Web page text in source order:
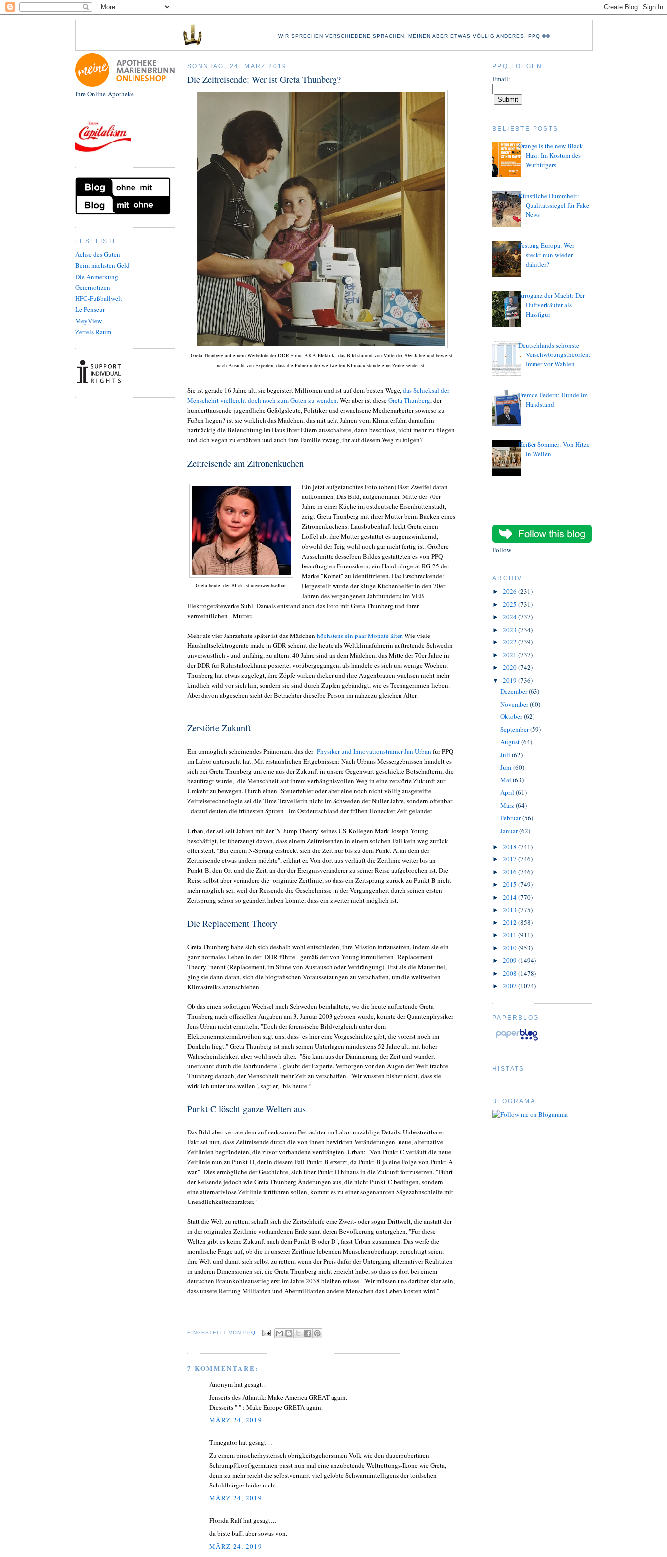
WIR SPRECHEN VERSCHIEDENE SPRACHEN. MEINEN ABER ETWAS VÖLLIG ANDERES. PPQ ®©
Ihre Online-Apotheke
LESELISTE
Achse des Guten
Beim nächsten Geld
Die Anmerkung
Geiernotizen
HFC-Fußballwelt
Le Penseur
MeyView
Zettels Raum
SONNTAG, 24. MÄRZ 2019
Die Zeitreisende: Wer ist Greta Thunberg?
Greta Thunberg auf einem Werbefoto der DDR-Firma AKA Elektrik - das Bild stammt von Mitte der 70er Jahre und beweist
nach Ansicht von Experten, dass die Führerin der weltweiten Klimaaufstände eine Zeitreisende ist.
Sie ist gerade 16 Jahre alt, sie begeistert Millionen und ist auf dem besten Wege,das Schicksal der
Menschehit vielleicht doch noch zum Guten zu wenden.Wer aber ist dieseGreta Thunberg, der
hunderttausende jugendliche Gefolgsleute, Politiker und erwachsene Medienarbeiter sowieso zu
Füßen liegen? ist sie wirklich das Mädchen, das mit acht Jahren vom Klima erfuhr, daraufhin
hartnäckig die Beleuchtung im Haus ihrer Eltern ausschaltete, dann beschloss, nicht mehr zu fliegen
und sich vegan zu ernähren und auch ihre Familie zwang, ihr auf diesem Weg zu folgen?
Zeitreisende am Zitronenkuchen
Greta heute, der Blick ist unverwechselbar.
Ein jetzt aufgetauchtes Foto (oben) lässt Zweifel daran
aufkommen. Das Bild, aufgenommen Mitte der 70er
Jahre in einer Küche im ostdeutsche Eisenhüttenstadt,
zeigt Greta Thunberg mit ihrer Mutter beim Backen eines
Zitronenkuchens: Lausbubenhaft leckt Greta einen
Löffel ab, ihre Mutter gestattet es augenzwinkernd,
obwohl der Teig wohl noch gar nicht fertig ist. Größere
Ausschnitte desselben Bildes gestatteten es von PPQ
beauftragten Forensikern, ein Handrührgerät RG-25 der
Marke "Komet" zu identifizieren. Das Erschreckende:
Hergestellt wurde der kluge Küchenhelfer in den 70er
Jahren des vergangenen Jahrhunderts im VEB
Elektrogerätewerke Suhl. Damals entstand auch das Foto mit Greta Thunberg und ihrer -
vermeintlichen - Mutter.
Mehr als vier Jahrzehnte später ist das Mädchen höchstens ein paar Monate älter. Wie viele
Haushaltselektrogeräte made in GDR scheint die heute als Weltklimaführerin auftretende Schwedin
unverwüstlich - und unfähig, zu altern. 40 Jahre sind an dem Mädchen, das Mitte der 70er Jahre in
der DDR für Rührstabreklame posierte, vorübergegangen, als handele es sich um wenige Wochen:
Thunberg hat etwas zugelegt, ihre Zöpfe wirken dicker und ihre Augenbrauen wachsen nicht mehr
kindlich wild vor sich hin, sondern sie sind durch Zupfen gebändigt, wie es Teenagerinnen lieben.
Aber davon abgesehen sieht der Betrachter dieselbe Person im nahzezu gleichen Alter.
Zerstörte Zukunft
Ein unmöglich scheinendes Phänomen, das der Physiker und Innovationstrainer Jan Urban für PPQ
im Labor untersucht hat. Mit erstaunlichen Ertgebnissen: Nach Urbans Messergebnissen handelt es
sich bei Greta Thunberg um eine aus der Zukunft in unsere Gegenwart geschickte Botschafterin, die
beauftragt wurde, die Menschheit auf ihrem verhängnisvollen Weg in eine zerstörte Zukunft zur
Umkehr zu bewegen. Durch einen Steuerfehler oder aber eine noch nicht völlig ausgereifte
Zeitreisetechnologie sei die Time-Travellerin nicht im Schweden der Nuller-Jahre, sondern offenbar
- darauf deuten die frühesten Spuren - im Ostdeutschland der frühen Honecker-Zeit gelandet.
Urban, der sei seit Jahren mit der 'N-Jump Theory' seines US-Kollegen Mark Joseph Young
beschäftigt, ist überzeugt davon, dass einem Zeitreisenden in einem solchen Fall kein weg zurück
offensteht. "Bei einem N-Sprung erstreckt sich die Zeit nur bis zu dem Punkt A, an dem der
Zeitreisende etwas ändern möchte", erklärt er. Von dort aus verläuft die Zeitlinie weiter bis an
Punkt B, den Ort und die Zeit, an der der Ereignisveränderer zu seiner Reise aufgebrochen ist. Die
Reise selbst aber verändere die originäre Zeitlinie, so dass ein Zeitsprung zurück zu Punkt B nicht
mehr möglich sei, weil der Reisende die Geschehnisse in der Vergangenheit durch seinen ersten
Zeitsprung schon so geändert haben könnte, dass ein zweiter nicht möglich ist.
Die Replacement Theory
Greta Thunberg habe sich sich deshalb wohl entschieden, ihre Mission fortzusetzen, indem sie ein
ganz normales Leben in der DDR führte - gemäß der von Young formulierten "Replacement
Theory" nennt (Replacement, im Sinne von Austausch oder Verdrängung). Erst als die Mauer fiel,
ging sie dann daran, sich die biografischen Voraussetzungen zu verschaffen, um die weltweiten
Klimastreiks anzuschieben.
Ob das einen sofortigen Wechsel nach Schweden beinhaltete, wo die heute auftretende Greta
Thunberg nach offiziellen Angaben am 3. Januar 2003 geboren wurde, konnte der Quantenphysiker
Jens Urban nicht ermitteln. "Doch der forensische Bildvergleich unter dem
Elektronenrastermikrophon sagt uns, dass es hier eine Vorgeschichte gibt, die vorerst noch im
Dunkeln liegt." Greta Thunberg ist nach seinen Unterlagen mindestens 52 Jahre alt, mit hoher
Wahrscheinlichkeit aber wohl noch älter. "Sie kam aus der Dämmerung der Zeit und wandert
unerkannt durch die Jahrhunderte", glaubt der Experte. Verborgen vor den Augen der Welt trachte
Thunberg danach, der Menschheit mehr Zeit zu verschaffen. "Wir wussten bisher nicht, dass sie
wirklich unter uns weilen", sagt er, "bis heute.“
Punkt C löscht ganze Welten aus
Das Bild aber verrate dem aufmerksamen Betrachter im Labor unzählige Details. Unbestreitbarer
Fakt sei nun, dass Zeitreisende durch die von ihnen bewirkten Veränderungen neue, alternative
Zeitlinien begründeten, die zuvor vorhandene verdrängten. Urban: "Von Punkt C verläuft die neue
Zeitlinie nun zu Punkt D, der in diesem Fall Punkt B ersetzt, da Punkt B ja eine Folge von Punkt A
war." Dies ermögliche der Geschichte, sich über Punkt D hinaus in die Zukunft fortzusetzen. "Führt
der Reisende jedoch wie Greta Thunberg Änderungen aus, die nicht Punkt C bedingen, sondern
eine alternativlose Zeitlinie fortführen sollen, kommt es zu einer sogenannten Sägezahnschleife mit
Unendlichkeitscharakter."
Statt die Welt zu retten, schafft sich die Zeitschleife eine Zweit- oder sogar Drittwelt, die anstatt der
in der originalen Zeitlinie vorhandenen Erde samt deren Bevölkerung untergehen. "Für diese
Welten gibt es keine Zukunft nach dem Punkt B oder D", fasst Urban zusammen. Das werfe die
moralische Frage auf, ob die in unserer Zeitlinie lebenden Menschenüberhaupt berechtigt seien,
ihre Welt und damit sich selbst zu retten, wenn der Preis dafür der Untergang alternativer Realitäten
in anderen Dimensionen sei, die Greta Thunberg nicht erreicht habe, so dass es dort bei einem
deutschen Braunkohleausstieg erst im Jahre 2038 bleiben müsse. "Wir müssen uns darüber klar sein,
dass unsere Rettung Milliarden und Abermilliarden andere Menschen das Leben kosten wird."
EINGESTELLT VONPPQ
7 KOMMENTARE:
Anonym hat gesagt…
Jenseits des Atlantik: Make America GREAT again.
Diesseits " " : Make Europe GRETA again.
MÄRZ 24, 2019
Timegator hat gesagt…
Zu einem pinscherhysterisch obrigkeitsgehorsamen Volk wie den dauerpubertären
Schrumpf(kopf)germanen passt nun mal eine anzubetende Weltrettungs-Ikone wie Greta,
denn zu mehr reicht die selbstvernarrt viel gelobte Schwarmintelligenz der toidschen
Schildbürger leider nicht.
MÄRZ 24, 2019
Florida Ralf hat gesagt…
da biste baff, aber sowas von.
MÄRZ 24, 2019
PPQ FOLGEN
Email:
BELIEBTE POSTS
Orange is the new Black
Hasi: Im Kostüm des
Wutbürgers
Künstliche Dummheit:
Qualitätssiegel für Fake
News
Festung Europa: Wer
steckt nun wieder
dahitler?
Arroganz der Macht: Der
Duftverkäufer als
Hassfigur
Deutschlands schönste
Verschwörungstheorien:
Immer vor Wahlen
Fremde Federn: Hunde im
Handstand
Heißer Sommer: Von Hitze
in Wellen
Follow
ARCHIV
► 2026 (231)
► 2025 (731)
► 2024(737)
► 2023 (734)
► 2022 (739)
► 2021 (737)
► 2020(742)
▼ 2019 (736)
Dezember(63)
November(60)
Oktober(62)
September(59)
August(64)
Juli (62)
Juni (60)
Mai (63)
April (61)
März(64)
Februar(56)
Januar(62)
► 2018 (741)
► 2017 (746)
► 2016 (746)
► 2015 (749)
► 2014(770)
► 2013 (775)
► 2012 (858)
► 2011 (911)
► 2010(953)
► 2009 (1494)
► 2008 (1478)
► 2007 (1074)
PAPERBLOG
HISTATS
BLOGRAMA